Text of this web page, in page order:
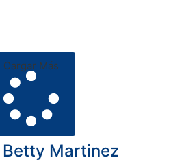
Cargar Más
Betty Martinez